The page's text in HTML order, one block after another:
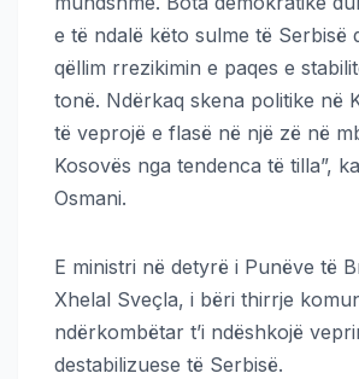
e të ndalë këto sulme të Serbisë
qëllim rrezikimin e paqes e
tonë. Ndërkaq skena politike në
të veprojë e flasë në një zë në
Kosovës nga tendenca të tilla”,
Osmani.
E ministri në detyrë i Punëve të
Xhelal Sveçla, i bëri thirrje
ndërkombëtar t’i ndëshkojë
destabilizuese të Serbisë.